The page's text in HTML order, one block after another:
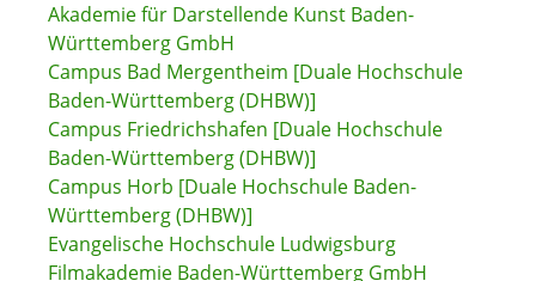
Akademie für Darstellende Kunst Baden-
Württemberg GmbH
Campus Bad Mergentheim [Duale Hochschule
Baden-Württemberg (DHBW)]
Campus Friedrichshafen [Duale Hochschule
Baden-Württemberg (DHBW)]
Campus Horb [Duale Hochschule Baden-
Württemberg (DHBW)]
Evangelische Hochschule Ludwigsburg
Filmakademie Baden-Württemberg GmbH